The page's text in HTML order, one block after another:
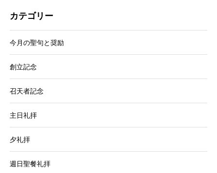
カテゴリー
今月の聖句と奨励
創立記念
召天者記念
主日礼拝
夕礼拝
週日聖餐礼拝